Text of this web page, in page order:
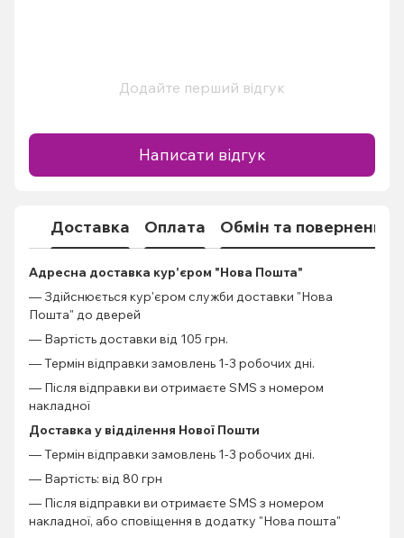
Додайте перший відгук
Написати відгук
Доставка Оплата Обмін та повернення
Адресна доставка кур'єром "Нова Пошта"
— Здійснюється кур'єром служби доставки "Нова
Пошта" до дверей
— Вартість доставки від 105 грн.
— Термін відправки замовлень 1-3 робочих дні.
— Після відправки ви отримаєте SMS з номером
накладної
Доставка у відділення Нової Пошти
— Термін відправки замовлень 1-3 робочих дні.
— Вартість: від 80 грн
— Після відправки ви отримаєте SMS з номером
накладної, або сповіщення в додатку "Нова пошта"